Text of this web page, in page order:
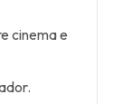
cinema e